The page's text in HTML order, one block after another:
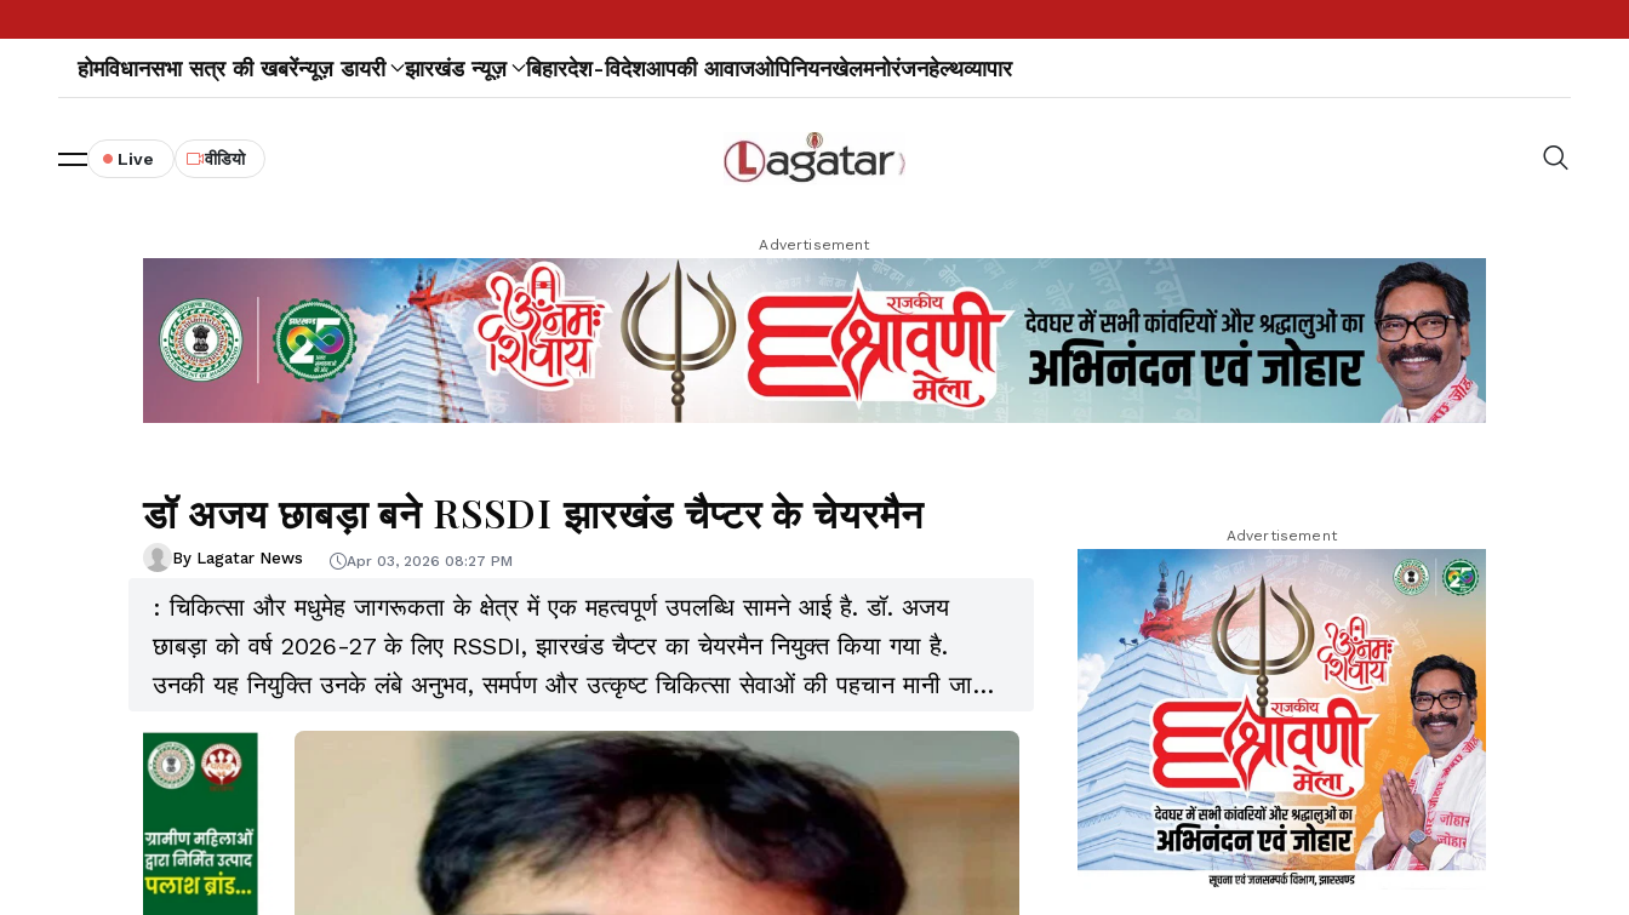
होमविधानसभा सत्र की खबरेंन्यूज़ डायरी झारखंड न्यूज़ बिहारदेश-विदेशआपकी आवाजओपिनियनखेलमनोरंजनहेल्थव्यापार
Live वीडियो
Advertisement
डॉ अजय छाबड़ा बने RSSDI झारखंड चैप्टर के चेयरमैन
By Lagatar News Apr 03, 2026 08:27 PM
: चिकित्सा और मधुमेह जागरूकता के क्षेत्र में एक महत्वपूर्ण उपलब्धि सामने आई है. डॉ. अजय
छाबड़ा को वर्ष 2026-27 के लिए RSSDI, झारखंड चैप्टर का चेयरमैन नियुक्त किया गया है.
उनकी यह नियुक्ति उनके लंबे अनुभव, समर्पण और उत्कृष्ट चिकित्सा सेवाओं की पहचान मानी जा
Advertisement